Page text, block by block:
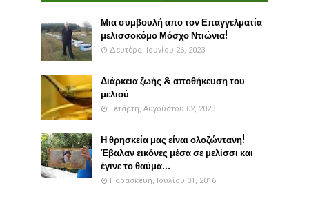
Μια συμβουλή απο τον Επαγγελματία
μελισσοκόμο Μόσχο Ντιώνια!
Δευτέρα, Ιουνίου 26, 2023
Διάρκεια ζωής & αποθήκευση του
μελιού
Τετάρτη, Αυγούστου 02, 2023
Η θρησκεία μας είναι ολοζώντανη!
Έβαλαν εικόνες μέσα σε μελίσσι και
έγινε το θαύμα...
Παρασκευή, Ιουλίου 01, 2016